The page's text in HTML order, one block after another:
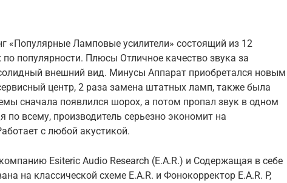
«Популярные Ламповые усилители» состоящий из 12
популярности. Плюсы Отличное качество звука за
внешний вид. Минусы Аппарат приобретался новым
центр, 2 раза замена штатных ламп, также была
сначала появлился шорох, а потом пропал звук в одном
по всему, производитель серьезно экономит на
с любой акустикой.
Esiteric Audio Research (E.A.R.) и Содержащая в себе
на классической схеме E.A.R. и Фонокорректор E.A.R. P,